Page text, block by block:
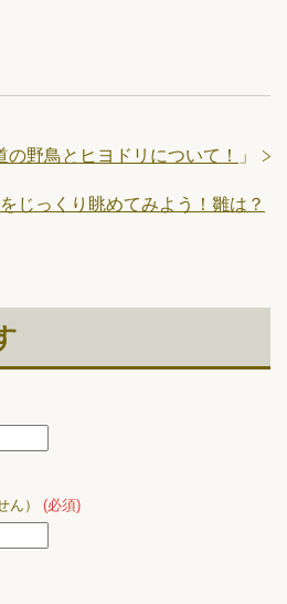
の野鳥とヒヨドリについて！ 」
じっくり眺めてみよう！雛は？
ん） (必須)